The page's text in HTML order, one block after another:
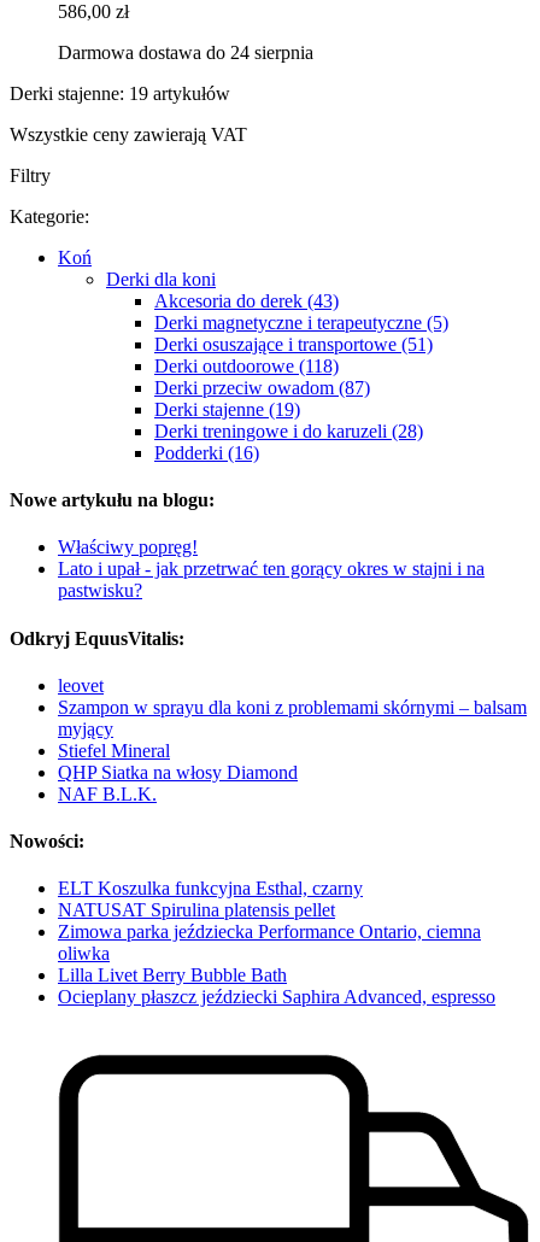
586,00 zł
Darmowa dostawa do 24 sierpnia
Derki stajenne: 19 artykułów
Wszystkie ceny zawierają VAT
Filtry
Kategorie:
Koń
Derki dla koni
Akcesoria do derek (43)
Derki magnetyczne i terapeutyczne (5)
Derki osuszające i transportowe (51)
Derki outdoorowe (118)
Derki przeciw owadom (87)
Derki stajenne (19)
Derki treningowe i do karuzeli (28)
Podderki (16)
Nowe artykułu na blogu:
Właściwy popręg!
Lato i upał - jak przetrwać ten gorący okres w stajni i na
pastwisku?
Odkryj EquusVitalis:
leovet
Szampon w sprayu dla koni z problemami skórnymi – balsam
myjący
Stiefel Mineral
QHP Siatka na włosy Diamond
NAF B.L.K.
Nowości:
ELT Koszulka funkcyjna Esthal, czarny
NATUSAT Spirulina platensis pellet
Zimowa parka jeździecka Performance Ontario, ciemna
oliwka
Lilla Livet Berry Bubble Bath
Ocieplany płaszcz jeździecki Saphira Advanced, espresso